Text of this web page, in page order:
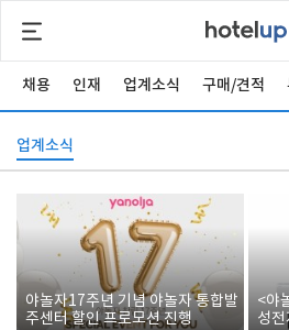
채용 인재 업계소식 구매/견적
업계소식
야놀자17주년 기념 야놀자 통합발
주센터 할인 프로모션 진행
<야
성